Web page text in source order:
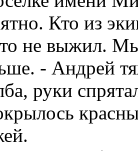
Кто из
не выжил.
- Андрей
руки